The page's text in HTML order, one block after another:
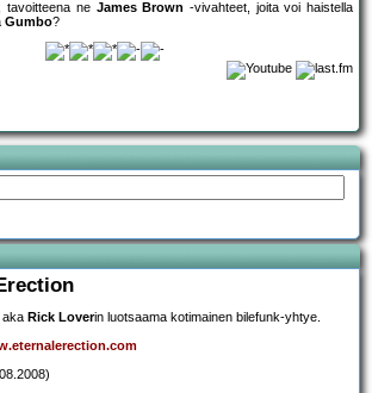
tavoitteena ne James Brown -vivahteet, joita voi haistella
Gumbo?
aka Rick Loverin luotsaama kotimainen bilefunk-yhtye.